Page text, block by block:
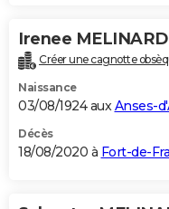
Irenee MELINARD
Créer une cagnotte
Naissance
03/08/1924 aux Anses-
Décès
18/08/2020 à Fort-de-